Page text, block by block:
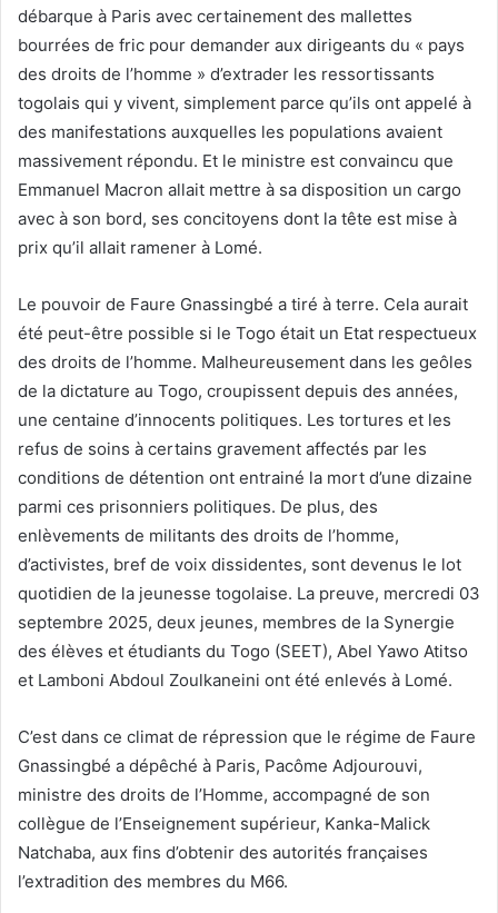
débarque à Paris avec certainement des mallettes
bourrées de fric pour demander aux dirigeants du « pays
des droits de l’homme » d’extrader les ressortissants
togolais qui y vivent, simplement parce qu’ils ont appelé à
des manifestations auxquelles les populations avaient
massivement répondu. Et le ministre est convaincu que
Emmanuel Macron allait mettre à sa disposition un cargo
avec à son bord, ses concitoyens dont la tête est mise à
prix qu’il allait ramener à Lomé.
Le pouvoir de Faure Gnassingbé a tiré à terre. Cela aurait
été peut-être possible si le Togo était un Etat respectueux
des droits de l’homme. Malheureusement dans les geôles
de la dictature au Togo, croupissent depuis des années,
une centaine d’innocents politiques. Les tortures et les
refus de soins à certains gravement affectés par les
conditions de détention ont entrainé la mort d’une dizaine
parmi ces prisonniers politiques. De plus, des
enlèvements de militants des droits de l’homme,
d’activistes, bref de voix dissidentes, sont devenus le lot
quotidien de la jeunesse togolaise. La preuve, mercredi 03
septembre 2025, deux jeunes, membres de la Synergie
des élèves et étudiants du Togo (SEET), Abel Yawo Atitso
et Lamboni Abdoul Zoulkaneini ont été enlevés à Lomé.
C’est dans ce climat de répression que le régime de Faure
Gnassingbé a dépêché à Paris, Pacôme Adjourouvi,
ministre des droits de l’Homme, accompagné de son
collègue de l’Enseignement supérieur, Kanka-Malick
Natchaba, aux fins d’obtenir des autorités françaises
l’extradition des membres du M66.